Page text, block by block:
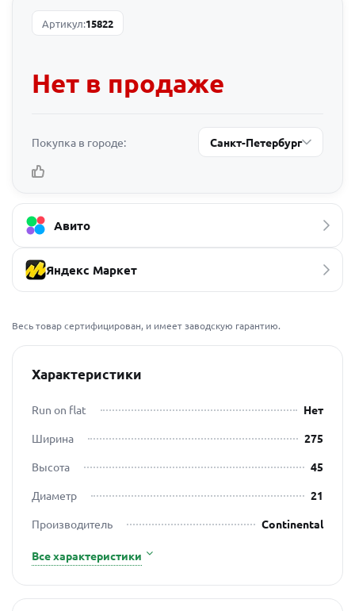
Артикул:15822
Нет в продаже
Покупка в городе: Санкт-Петербург
Авито
Яндекс Маркет
Весь товар сертифицирован, и имеет заводскую гарантию.
Характеристики
Run on flat
Нет
Ширина
275
Высота
45
Диаметр
21
Производитель
Continental
Все характеристики